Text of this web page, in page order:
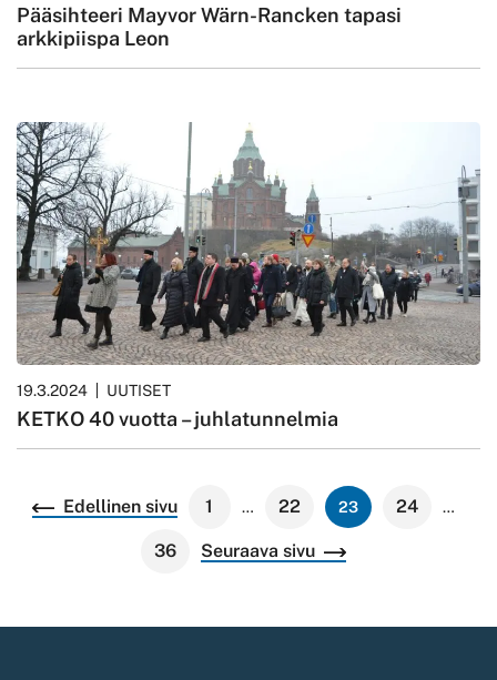
Pääsihteeri Mayvor Wärn-Rancken tapasi
arkkipiispa Leon
19.3.2024 UUTISET
KETKO 40 vuotta – juhlatunnelmia
Lisää
artikkeleita
Edellinen sivu 1 … 22 23 24 …
36 Seuraava sivu